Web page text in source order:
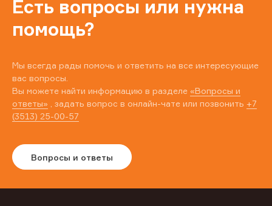
Есть вопросы или нужна
помощь?
Мы всегда рады помочь и ответить на все интересующие
вас вопросы.
Вы можете найти информацию в разделе «Вопросы и
ответы» , задать вопрос в онлайн-чате или позвонить +7
(3513) 25-00-57
Вопросы и ответы